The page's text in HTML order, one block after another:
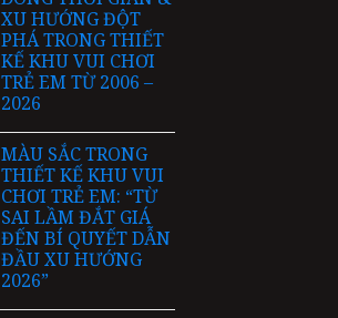
XU HƯỚNG ĐỘT
PHÁ TRONG THIẾT
KẾ KHU VUI CHƠI
TRẺ EM TỪ 2006 –
2026
MÀU SẮC TRONG
THIẾT KẾ KHU VUI
CHƠI TRẺ EM: “TỪ
SAI LẦM ĐẮT GIÁ
ĐẾN BÍ QUYẾT DẪN
ĐẦU XU HƯỚNG
2026”